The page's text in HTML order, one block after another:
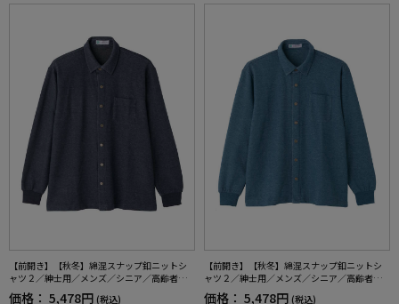
【前開き】【秋冬】綿混スナップ釦ニットシ
ャツ２／紳士用／メンズ／シニア／高齢者／
スナップボタン／着脱簡単／名前記入欄付／
価格： 5,478円 (税込)
【前開き】【秋冬】綿混スナップ釦ニットシ
ャツ２／紳士用／メンズ／シニア／高齢者／
スナップボタン／着脱簡単／名前記入欄付／
価格： 5,478円 (税込)